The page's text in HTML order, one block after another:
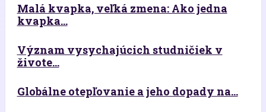
Malá kvapka, veľká zmena: Ako jedna
kvapka...
Význam vysychajúcich studničiek v
živote...
Globálne otepľovanie a jeho dopady na...